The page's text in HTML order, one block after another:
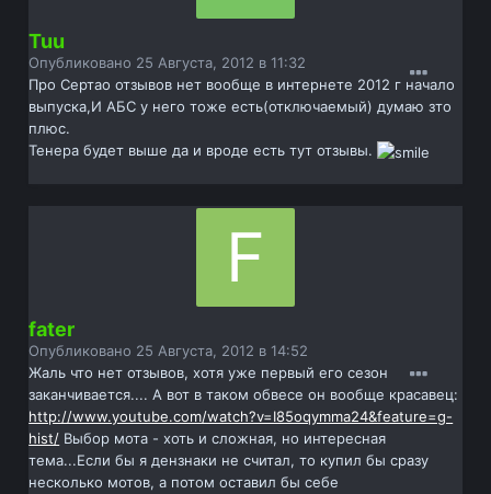
Tuu
Опубликовано 25 Августа, 2012 в 11:32
Про Сертао отзывов нет вообще в интернете 2012 г начало
выпуска,И АБС у него тоже есть(отключаемый) думаю зто
плюс.
Тенера будет выше да и вроде есть тут отзывы.
fater
Опубликовано 25 Августа, 2012 в 14:52
Жаль что нет отзывов, хотя уже первый его сезон
заканчивается.... А вот в таком обвесе он вообще красавец:
http://www.youtube.com/watch?v=I85oqymma24&feature=g-
hist/ Выбор мота - хоть и сложная, но интересная
тема...Если бы я дензнаки не считал, то купил бы сразу
несколько мотов, а потом оставил бы себе